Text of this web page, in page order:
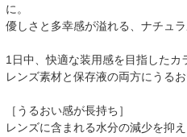
に。
優しさと多幸感が溢れる、ナチュラ
1日中、快適な装用感を目指したカ
レンズ素材と保存液の両方にうるお
［うるおい感が長持ち］
レンズに含まれる水分の減少を抑